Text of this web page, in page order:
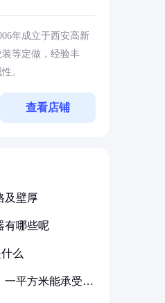
年成立于西安高新
等定做，经验丰
。
查看店铺
及壁厚
有哪些呢
么
一平方米能承受多